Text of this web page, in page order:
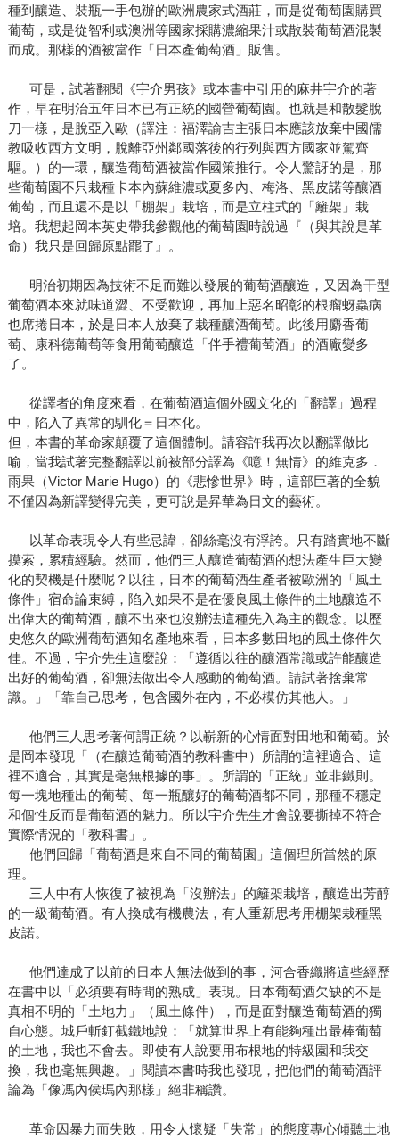
種到釀造、裝瓶一手包辦的歐洲農家式酒莊，而是從葡萄園購買
葡萄，或是從智利或澳洲等國家採購濃縮果汁或散裝葡萄酒混製
而成。那樣的酒被當作「日本產葡萄酒」販售。
可是，試著翻閱《宇介男孩》或本書中引用的麻井宇介的著
作，早在明治五年日本已有正統的國營葡萄園。也就是和散髮脫
刀一樣，是脫亞入歐（譯注：福澤諭吉主張日本應該放棄中國儒
教吸收西方文明，脫離亞州鄰國落後的行列與西方國家並駕齊
驅。）的一環，釀造葡萄酒被當作國策推行。令人驚訝的是，那
些葡萄園不只栽種卡本內蘇維濃或夏多內、梅洛、黑皮諾等釀酒
葡萄，而且還不是以「棚架」栽培，而是立柱式的「籬架」栽
培。我想起岡本英史帶我參觀他的葡萄園時說過『（與其說是革
命）我只是回歸原點罷了』。
明治初期因為技術不足而難以發展的葡萄酒釀造，又因為干型
葡萄酒本來就味道澀、不受歡迎，再加上惡名昭彰的根瘤蚜蟲病
也席捲日本，於是日本人放棄了栽種釀酒葡萄。此後用麝香葡
萄、康科德葡萄等食用葡萄釀造「伴手禮葡萄酒」的酒廠變多
了。
從譯者的角度來看，在葡萄酒這個外國文化的「翻譯」過程
中，陷入了異常的馴化＝日本化。
但，本書的革命家顛覆了這個體制。請容許我再次以翻譯做比
喻，當我試著完整翻譯以前被部分譯為《噫！無情》的維克多．
雨果（Victor Marie Hugo）的《悲慘世界》時，這部巨著的全貌
不僅因為新譯變得完美，更可說是昇華為日文的藝術。
以革命表現令人有些忌諱，卻絲毫沒有浮誇。只有踏實地不斷
摸索，累積經驗。然而，他們三人釀造葡萄酒的想法產生巨大變
化的契機是什麼呢？以往，日本的葡萄酒生產者被歐洲的「風土
條件」宿命論束縛，陷入如果不是在優良風土條件的土地釀造不
出偉大的葡萄酒，釀不出來也沒辦法這種先入為主的觀念。以歷
史悠久的歐洲葡萄酒知名產地來看，日本多數田地的風土條件欠
佳。不過，宇介先生這麼說：「遵循以往的釀酒常識或許能釀造
出好的葡萄酒，卻無法做出令人感動的葡萄酒。請試著捨棄常
識。」「靠自己思考，包含國外在內，不必模仿其他人。」
他們三人思考著何謂正統？以嶄新的心情面對田地和葡萄。於
是岡本發現「（在釀造葡萄酒的教科書中）所謂的這裡適合、這
裡不適合，其實是毫無根據的事」。所謂的「正統」並非鐵則。
每一塊地種出的葡萄、每一瓶釀好的葡萄酒都不同，那種不穩定
和個性反而是葡萄酒的魅力。所以宇介先生才會說要撕掉不符合
實際情況的「教科書」。
他們回歸「葡萄酒是來自不同的葡萄園」這個理所當然的原
理。
三人中有人恢復了被視為「沒辦法」的籬架栽培，釀造出芳醇
的一級葡萄酒。有人換成有機農法，有人重新思考用棚架栽種黑
皮諾。
他們達成了以前的日本人無法做到的事，河合香織將這些經歷
在書中以「必須要有時間的熟成」表現。日本葡萄酒欠缺的不是
真相不明的「土地力」（風土條件），而是面對釀造葡萄酒的獨
自心態。城戶斬釘截鐵地說：「就算世界上有能夠種出最棒葡萄
的土地，我也不會去。即使有人說要用布根地的特級園和我交
換，我也毫無興趣。」閱讀本書時我也發現，把他們的葡萄酒評
論為「像馮內侯瑪內那樣」絕非稱讚。
革命因暴力而失敗，用令人懷疑「失常」的態度專心傾聽土地